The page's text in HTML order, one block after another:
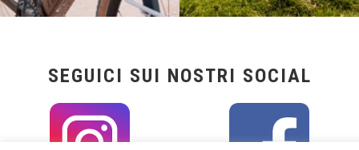
SEGUICI SUI NOSTRI SOCIAL